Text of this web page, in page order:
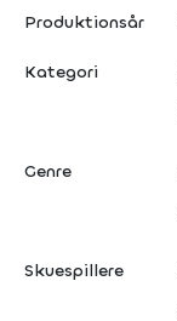
Produktionsår
Kategori
Genre
Skuespillere